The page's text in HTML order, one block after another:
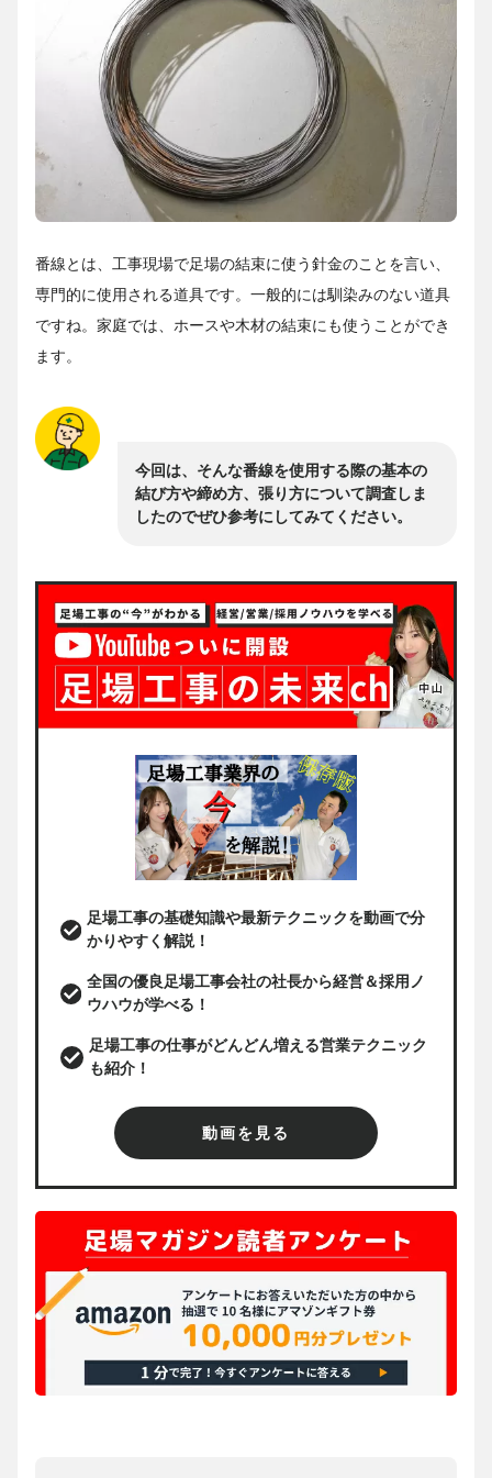
番線とは、工事現場で足場の結束に使う針金のことを言い、
専門的に使用される道具です。一般的には馴染みのない道具
ですね。家庭では、ホースや木材の結束にも使うことができ
ます。
今回は、そんな番線を使用する際の基本の
結び方や締め方、張り方について調査しま
したのでぜひ参考にしてみてください。
足場工事の基礎知識や最新テクニックを動画で分
かりやすく解説！
全国の優良足場工事会社の社長から経営＆採用ノ
ウハウが学べる！
足場工事の仕事がどんどん増える営業テクニック
も紹介！
動画を見る